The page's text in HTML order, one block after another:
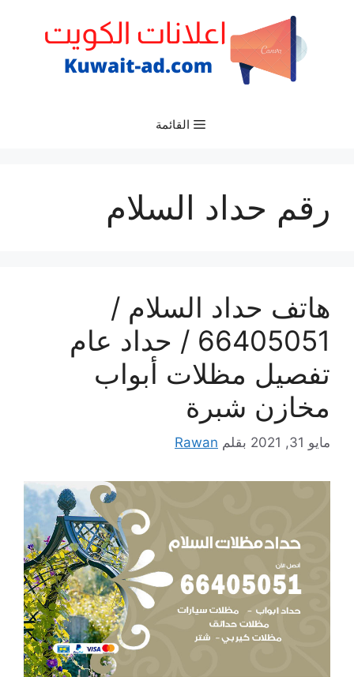
القائمة
رقم حداد السلام
هاتف حداد السلام /
66405051 / حداد عام
تفصيل مظلات أبواب
مخازن شبرة
مايو 31, 2021 بقلم Rawan